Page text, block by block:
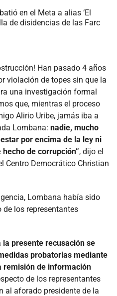
en el Meta a alias ‘El
de disidencias de las Farc
Han pasado 4 años
violación de topes sin que la
una investigación formal
que, mientras el proceso
Alirio Uribe, jamás iba a
Lombana: nadie, mucho
por encima de la ley ni
de corrupción”, dijo el
Centro Democrático Christian
Lombana había sido
de los representantes
la presente recusación se
probatorias mediante
remisión de información
de los representantes
al aforado presidente de la